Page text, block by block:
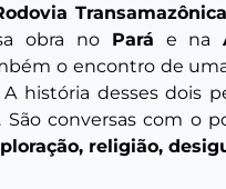
Transamazônica
obra no Pará e na
o encontro de
A história desses dois
conversas com o
religião,